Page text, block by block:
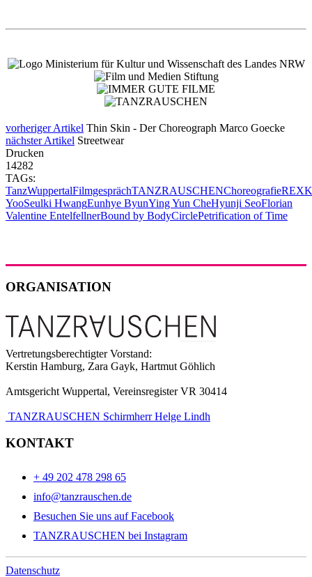
vorheriger Artikel Thin Skin - Der Choreograph Marco Goecke
nächster Artikel Streetwear
Drucken
14282
TAGs:
TanzWuppertalFilmgesprächTANZRAUSCHENChoreografieREX
YooSeulki HwangEunhye ByunYing Yun CheHyunji SeoFlorian
Valentine EntelfellnerBound by BodyCirclePetrification of Time
ORGANISATION
Vertretungsberechtigter Vorstand:
Kerstin Hamburg, Zara Gayk, Hartmut Göhlich
Amtsgericht Wuppertal, Vereinsregister VR 30414
TANZRAUSCHEN Schirmherr Helge Lindh
KONTAKT
+ 49 202 478 298 65
info@tanzrauschen.de
Besuchen Sie uns auf Facebook
TANZRAUSCHEN bei Instagram
Datenschutz